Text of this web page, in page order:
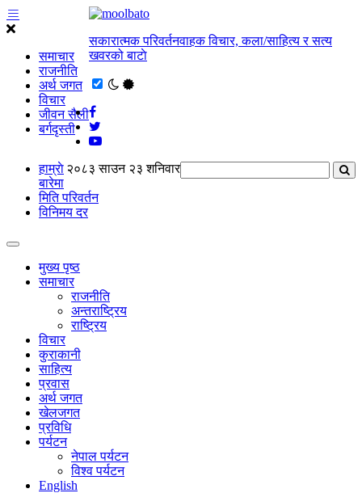
समाचार
राजनीति
अर्थ जगत
विचार
जीवन सैली
बर्गदृस्ती
सकारात्मक परिवर्तनवाहक विचार, कला/साहित्य र सत्य
खवरको बाटाे
२०८३ साउन २३ शनिवार
हाम्राे
बारेमा
मिति परिवर्तन
विनिमय दर
मुख्य पृष्ठ
समाचार
राजनीति
अन्तराष्ट्रिय
राष्ट्रिय
विचार
कुराकानी
साहित्य
प्रवास
अर्थ जगत
खेलजगत
प्रविधि
पर्यटन
नेपाल पर्यटन
विश्व पर्यटन
English